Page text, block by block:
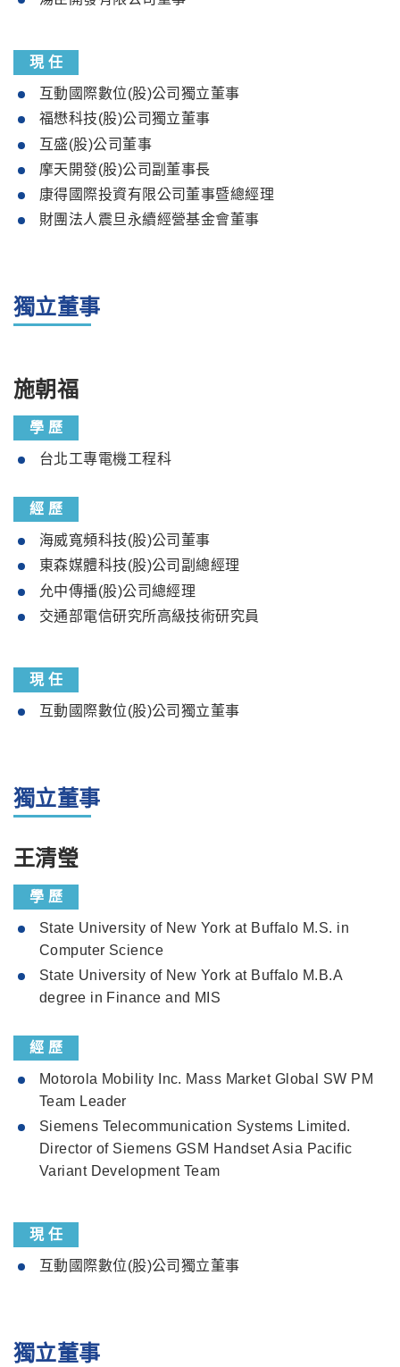
現 任
互動國際數位(股)公司獨立董事
福懋科技(股)公司獨立董事
互盛(股)公司董事
摩天開發(股)公司副董事長
康得國際投資有限公司董事暨總經理
財團法人震旦永續經營基金會董事
獨立董事
施朝福
學 歷
台北工專電機工程科
經 歷
海威寬頻科技(股)公司董事
東森媒體科技(股)公司副總經理
允中傳播(股)公司總經理
交通部電信研究所高級技術研究員
現 任
互動國際數位(股)公司獨立董事
獨立董事
王清瑩
學 歷
State University of New York at Buffalo M.S. in
Computer Science
State University of New York at Buffalo M.B.A
degree in Finance and MIS
經 歷
Motorola Mobility Inc. Mass Market Global SW PM
Team Leader
Siemens Telecommunication Systems Limited.
Director of Siemens GSM Handset Asia Pacific
Variant Development Team
現 任
互動國際數位(股)公司獨立董事
獨立董事